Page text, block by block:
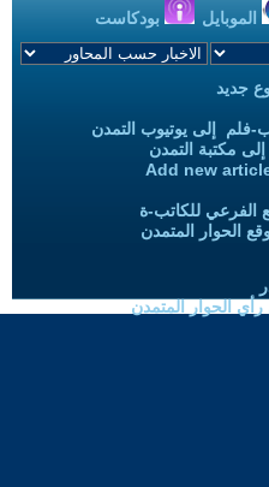
الموبايل بودكاست
جديد
فلم إلى يوتيوب التمدن
مكتبة التمدن
Add new
الفرعي للكاتب-ة
الحوار المتمدن
الحوار المتمدن